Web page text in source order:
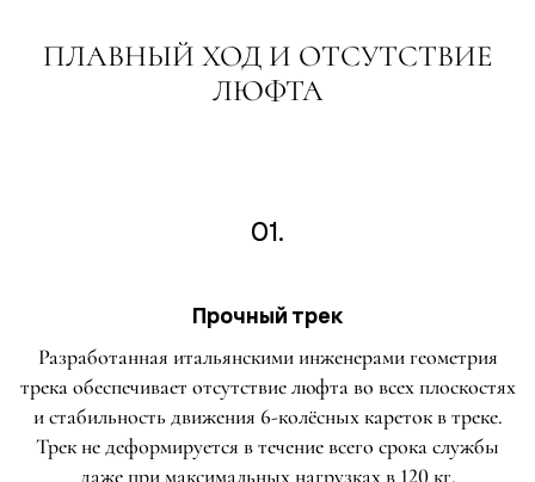
ПЛАВНЫЙ ХОД И ОТСУТСТВИЕ
ЛЮФТА
01.
Прочный трек
Разработанная итальянскими инженерами геометрия
трека обеспечивает отсутствие люфта во всех плоскостях
и стабильность движения 6-колёсных кареток в треке.
Трек не деформируется в течение всего срока службы
даже при максимальных нагрузках в 120 кг.